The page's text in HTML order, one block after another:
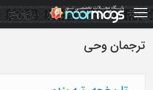
Skip
to
main
ترجمان وحى